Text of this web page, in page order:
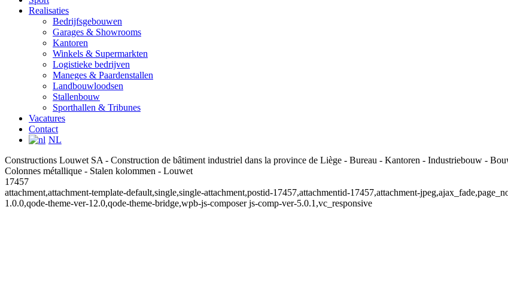
Realisaties
Bedrijfsgebouwen
Garages & Showrooms
Kantoren
Winkels & Supermarkten
Logistieke bedrijven
Maneges & Paardenstallen
Landbouwloodsen
Stallenbouw
Sporthallen & Tribunes
Vacatures
Contact
NL
Constructions Louwet SA - Construction de bâtiment industriel dans la province de Liège - Bureau - Kantoren - Industriebouw -
Colonnes métallique - Stalen kolommen - Louwet
17457
attachment,attachment-template-default,single,single-attachment,postid-17457,attachmentid-17457,attachment-
1.0.0,qode-theme-ver-12.0,qode-theme-bridge,wpb-js-composer js-comp-ver-5.0.1,vc_responsive